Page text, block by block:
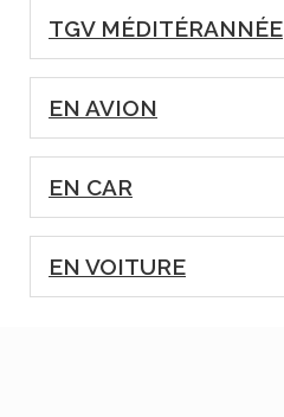
TGV MÉDITÉRANNÉE
EN AVION
EN CAR
EN VOITURE